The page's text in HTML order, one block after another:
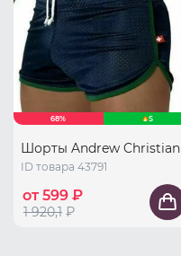
68% S
Шорты Andrew Christian
ID товара 43791
от 599 ₽
1 920,1 ₽